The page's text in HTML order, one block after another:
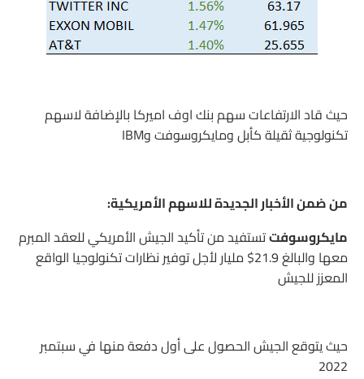
حيث قاد الارتفاعات سهم بنك اوف اميركا بالإضافة لاسهم
تكنولوجية ثقيلة كأبل ومايكروسوفت وIBM
من ضمن الأخبار الجديدة للاسهم الأمريكية:
مايكروسوفتتستفيد من تأكيد الجيش الأمريكي للعقد المبرم
معها والبالغ 21.9$ مليار لأجل توفير نظارات تكنولوجيا الواقع
المعزز للجيش
حيث يتوقع الجيش الحصول على أول دفعة منها في سبتمبر
2022